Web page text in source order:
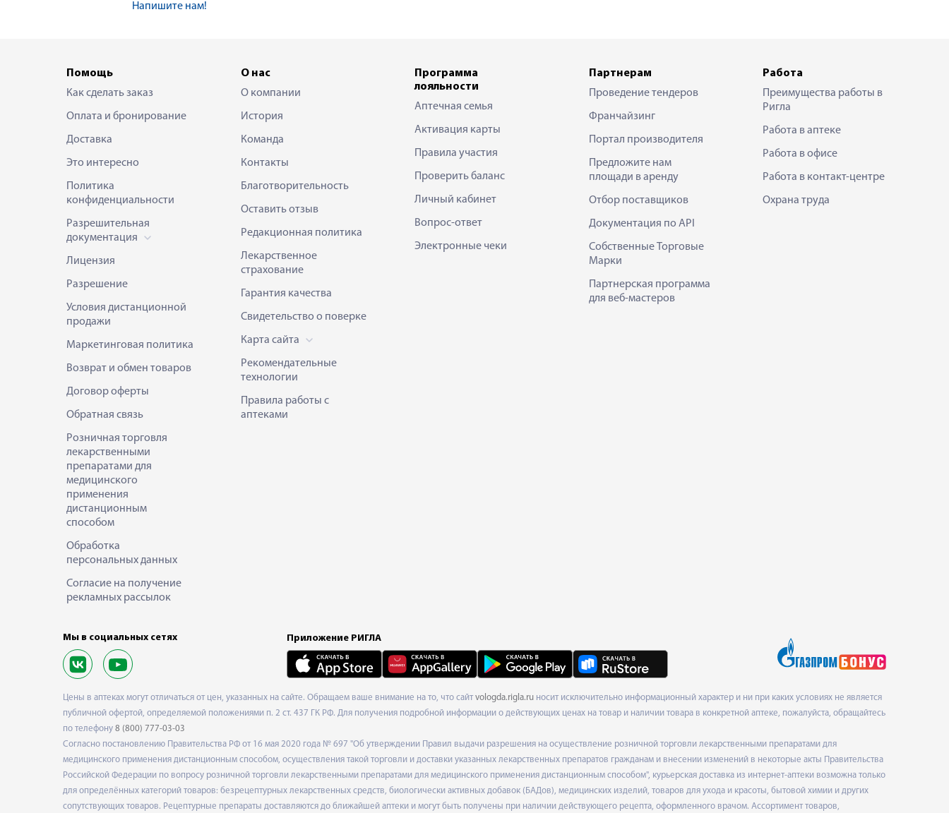
Напишите нам!
Помощь
Как сделать заказ
Оплата и бронирование
Доставка
Это интересно
Политика
конфиденциальности
Разрешительная
документация
Лицензия
Разрешение
Условия дистанционной
продажи
Маркетинговая политика
Возврат и обмен товаров
Договор оферты
Обратная связь
Розничная торговля
лекарственными
препаратами для
медицинского
применения
дистанционным
способом
Обработка
персональных данных
Согласие на получение
рекламных рассылок
О нас
О компании
История
Команда
Контакты
Благотворительность
Оставить отзыв
Редакционная политика
Лекарственное
страхование
Гарантия качества
Свидетельство о поверке
Карта сайта
Рекомендательные
технологии
Правила работы с
аптеками
Программа
лояльности
Аптечная семья
Активация карты
Правила участия
Проверить баланс
Личный кабинет
Вопрос-ответ
Электронные чеки
Партнерам
Проведение тендеров
Франчайзинг
Портал производителя
Предложите нам
площади в аренду
Отбор поставщиков
Документация по API
Собственные Торговые
Марки
Партнерская программа
для веб-мастеров
Работа
Преимущества работы в
Ригла
Работа в аптеке
Работа в офисе
Работа в контакт-центре
Охрана труда
Мы в социальных сетях Приложение РИГЛА
Цены в аптеках могут отличаться от цен, указанных на сайте. Обращаем ваше внимание на то, что сайт vologda.rigla.ru носит исключительно информационный характер и ни при каких условиях не является
публичной офертой, определяемой положениями п. 2 ст. 437 ГК РФ. Для получения подробной информации о действующих ценах на товар и наличии товара в конкретной аптеке, пожалуйста, обращайтесь
по телефону 8 (800) 777-03-03
Согласно постановлению Правительства РФ от 16 мая 2020 года № 697 "Об утверждении Правил выдачи разрешения на осуществление розничной торговли лекарственными препаратами для
медицинского применения дистанционным способом, осуществления такой торговли и доставки указанных лекарственных препаратов гражданам и внесении изменений в некоторые акты Правительства
Российской Федерации по вопросу розничной торговли лекарственными препаратами для медицинского применения дистанционным способом", курьерская доставка из интернет-аптеки возможна только
для определённых категорий товаров: безрецептурных лекарственных средств, биологически активных добавок (БАДов), медицинских изделий, товаров для ухода и красоты, бытовой химии и других
сопутствующих товаров. Рецептурные препараты доставляются до ближайшей аптеки и могут быть получены при наличии действующего рецепта, оформленного врачом. Ассортимент товаров,